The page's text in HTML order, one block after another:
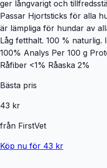
ger långvarigt och
Passar Hjortsticks för alla
är lämpliga för hundar av
Låg fetthalt. 100 % naturlig.
100% Analys Per 100 g
Råfiber <1% Råaska 2%
Bästa pris
43 kr
från FirstVet
Köp nu för 43 kr